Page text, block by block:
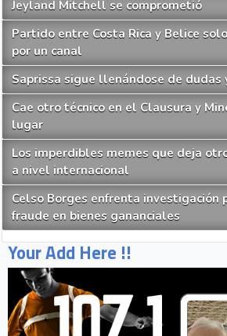
Jeyland Mitchell se comprometió
Partido entre Costa Rica y Belice
por un canal
Saprissa sigue llenándose de dudas
Cae otro técnico en el Clausura y
lugar
Los imperdibles memes que deja
a nivel internacional
Celso Borges enfrenta investigación
fraude en bienes gananciales
Your Add Here !!